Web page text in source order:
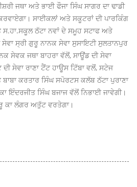
ਜਥਾ ਅਤੇ ਭਾਈ ਫੌਜਾ ਸਿੰਘ ਸਾਗਰ ਦਾ ਢਾਡੀ
ਸਾਈਕਲਾਂ ਅਤੇ ਸਕੂਟਰਾਂ ਦੀ ਪਾਰਕਿੰਗ
ਸ.ਹਾ.ਸਕੂਲ ਠੱਟਾ ਨਵਾਂ ਦੇ ਸਮੂਹ ਸਟਾਫ ਅਤੇ
ਸ੍ਰੀ ਗੁਰੂ ਨਾਨਕ ਸੇਵਾ ਸੁਸਾਇਟੀ ਸੁਲਤਾਨਪੁਰ
ਸੇਵਕ ਜਥਾ ਬਾਹਰਾ ਵੱਲੋਂ, ਸਾਊਂਡ ਦੀ ਸੇਵਾ
ਸੇਵਾ ਰਾਣਾ ਟੈਂਟ ਹਾਊਸ ਟਿੱਬਾ ਵਲੋਂ, ਸਟੇਜ
ਕਰਤਾਰ ਸਿੰਘ ਸਪੋਰਟਸ ਕਲੱਬ ਠੱਟਾ ਪੁਰਾਣਾ
ਇੰਦਰਜੀਤ ਸਿੰਘ ਬਜਾਜ ਵੱਲੋਂ ਨਿਭਾਈ ਜਾਵੇਗੀ।
ਲੰਗਰ ਅਤੁੱਟ ਵਰਤੇਗਾ।